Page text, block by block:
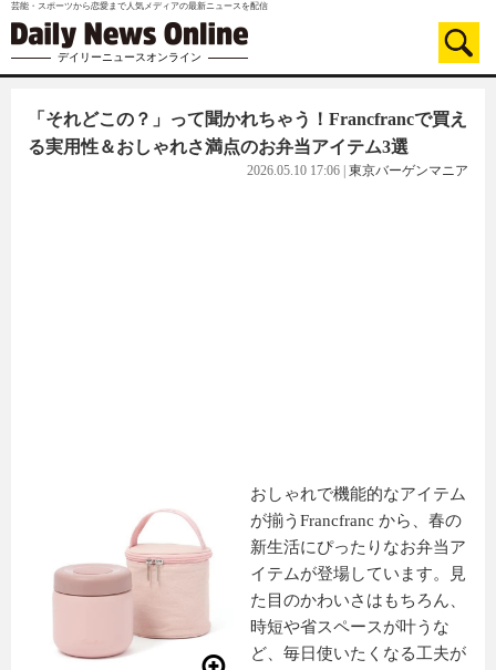
芸能・スポーツから恋愛まで人気メディアの最新ニュースを配信
デイリーニュースオンライン
「それどこの？」って聞かれちゃう！Francfrancで買え
る実用性＆おしゃれさ満点のお弁当アイテム3選
2026.05.10 17:06 東京バーゲンマニア
おしゃれで機能的なアイテム
が揃うFrancfranc から、春の
新生活にぴったりなお弁当ア
イテムが登場しています。見
た目のかわいさはもちろん、
時短や省スペースが叶うな
ど、毎日使いたくなる工夫が